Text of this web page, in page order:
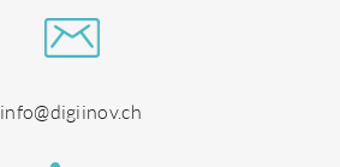
info@digiinov.ch